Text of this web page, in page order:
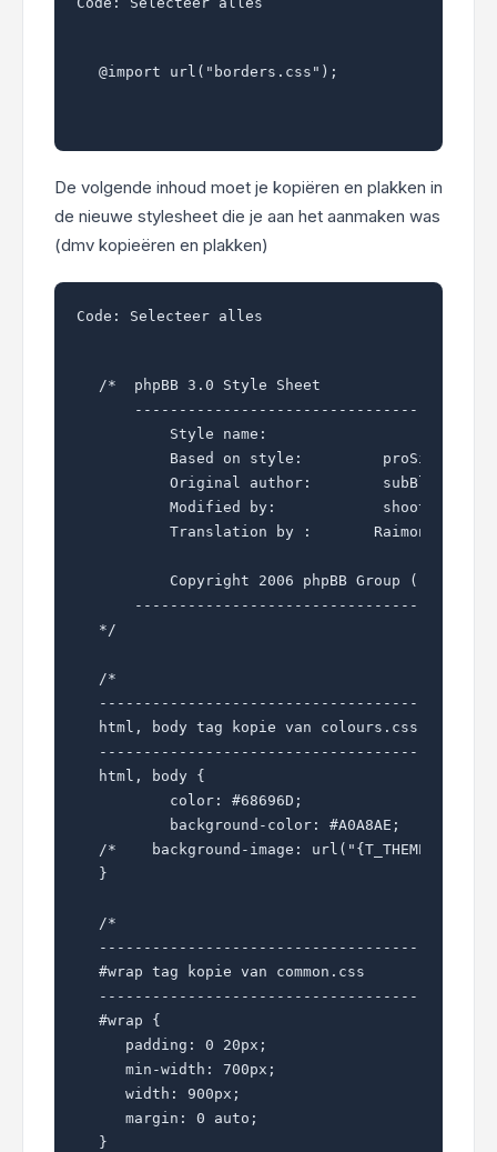
@import url("borders.css");
De volgende inhoud moet je kopiëren en plakken in
de nieuwe stylesheet die je aan het aanmaken was
(dmv kopieëren en plakken)
Code: Selecteer alles
/*  phpBB 3.0 Style Sheet
Translation by :       Raimon
*/
/*
html, body tag kopie van colours.css
html, body {
/*    background-image:
}
/*
#wrap tag kopie van common.css
#wrap {
   padding: 0 20px;
   min-width: 700px;
   width: 900px;
   margin: 0 auto;
}